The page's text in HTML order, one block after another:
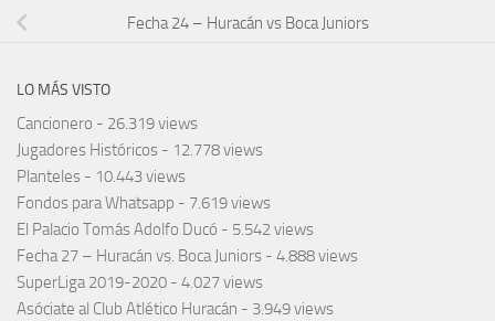
Fecha 24 – Huracán vs Boca Juniors
LO MÁS VISTO
Cancionero - 26.319 views
Jugadores Históricos - 12.778 views
Planteles - 10.443 views
Fondos para Whatsapp - 7.619 views
El Palacio Tomás Adolfo Ducó - 5.542 views
Fecha 27 – Huracán vs. Boca Juniors - 4.888 views
SuperLiga 2019-2020 - 4.027 views
Asóciate al Club Atlético Huracán - 3.949 views